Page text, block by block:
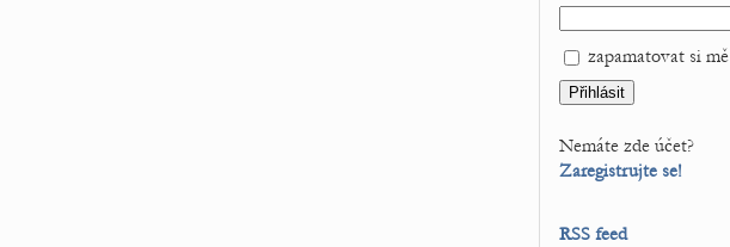
zapamatovat si mě
Nemáte zde účet?
Zaregistrujte se!
RSS feed